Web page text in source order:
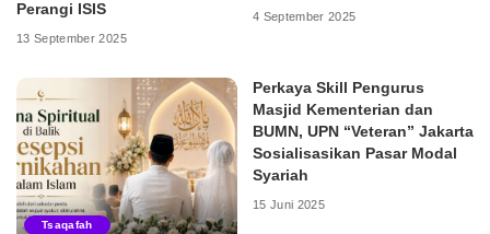
Perangi ISIS
13 September 2025
4 September 2025
Tsaqafah
Perkaya Skill Pengurus
Masjid Kementerian dan
BUMN, UPN “Veteran” Jakarta
Sosialisasikan Pasar Modal
Syariah
15 Juni 2025